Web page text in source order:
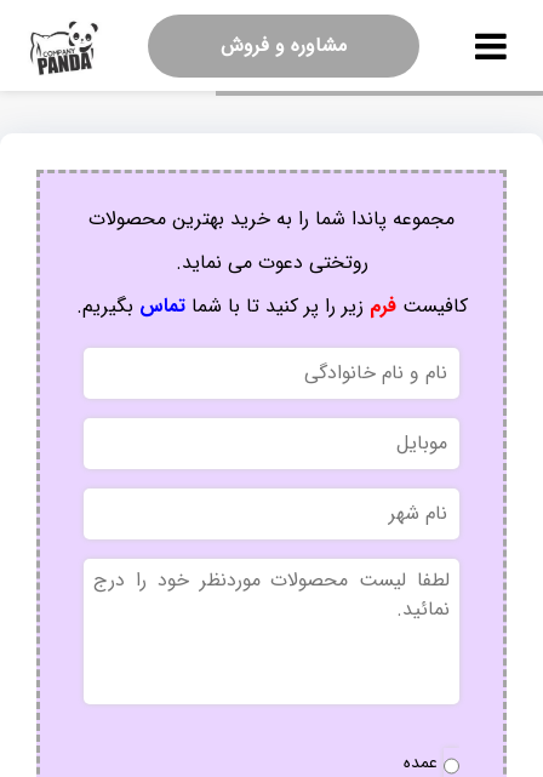
مشاوره و فروش
مجموعه پاندا شما را به خرید بهترین محصولات
روتختی دعوت می نماید.
کافیستفرم زیر را پر کنید تا با شماتماس بگیریم.
نام
و
نام
خانوادگی
موبایل
نام
شهر
بدون
عنوان
نوع
عمده